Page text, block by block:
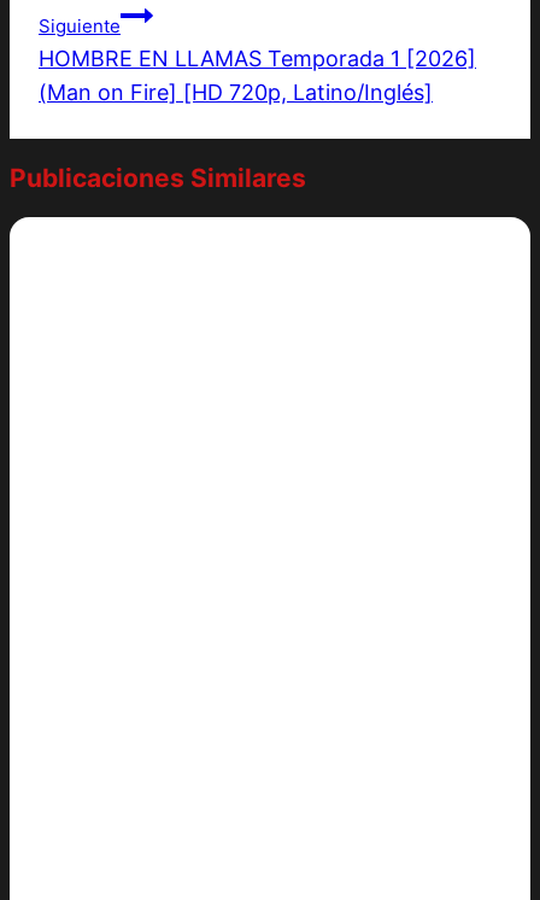
Siguiente
HOMBRE EN LLAMAS Temporada 1 [2026]
(Man on Fire] [HD 720p, Latino/Inglés]
Publicaciones Similares